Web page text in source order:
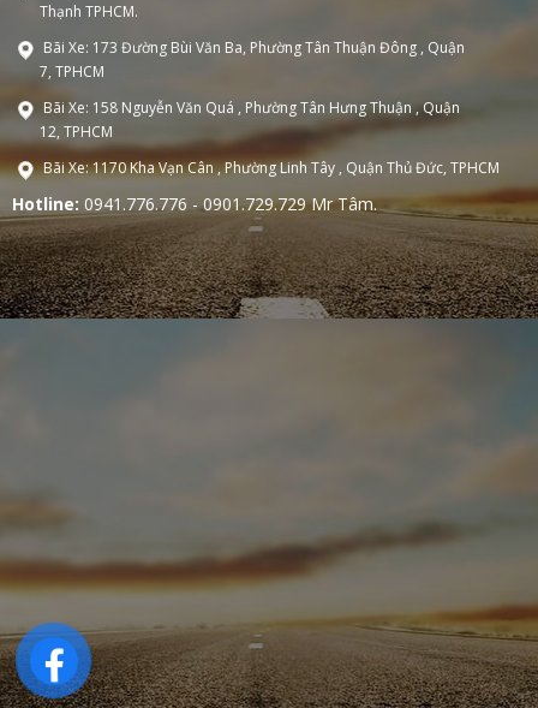
Thạnh TPHCM.
Bãi Xe: 173 Đường Bùi Văn Ba, Phường Tân Thuận Đông , Quận
7, TPHCM
Bãi Xe: 158 Nguyễn Văn Quá , Phường Tân Hưng Thuận , Quận
12, TPHCM
Bãi Xe: 1170 Kha Vạn Cân , Phường Linh Tây , Quận Thủ Đức, TPHCM
Hotline: 0941.776.776 - 0901.729.729 Mr Tâm.